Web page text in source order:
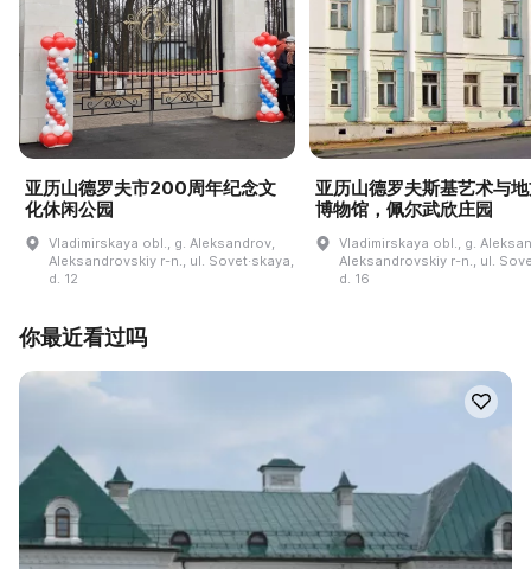
亚历山德罗夫市200周年纪念文
化休闲公园
Vladimirskaya obl., g. Aleksandrov,
Aleksandrovskiy r-n., ul. Sovet·skaya,
d. 12
亚历山德罗夫斯基艺术与
博物馆，佩尔武欣庄园
Vladimirskaya obl., g.
Aleksandrovskiy r-n., ul.
d. 16
你最近看过吗